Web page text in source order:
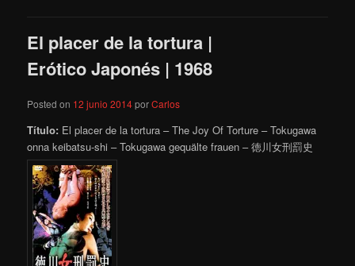
El placer de la tortura |
Erótico Japonés | 1968
Posted on 12 junio 2014porCarlos
Título: El placer de la tortura – The Joy Of Torture – Tokugawa
onna keibatsu-shi – Tokugawa gequälte frauen – 徳川女刑罰史